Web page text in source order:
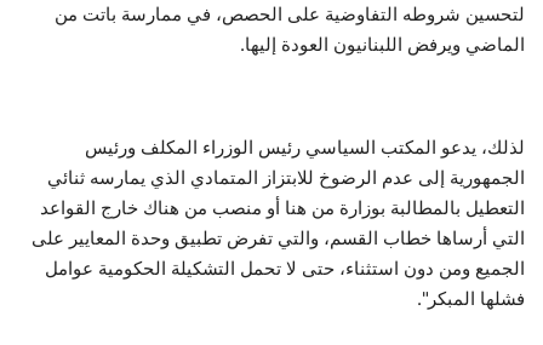
لتحسين شروطه التفاوضية على الحصص، في ممارسة باتت من
الماضي ويرفض اللبنانيون العودة إليها.
لذلك، يدعو المكتب السياسي رئيس الوزراء المكلف ورئيس
الجمهورية إلى عدم الرضوخ للابتزاز المتمادي الذي يمارسه ثنائي
التعطيل بالمطالبة بوزارة من هنا أو منصب من هناك خارج القواعد
التي أرساها خطاب القسم، والتي تفرض تطبيق وحدة المعايير على
الجميع ومن دون استثناء، حتى لا تحمل التشكيلة الحكومية عوامل
فشلها المبكر".